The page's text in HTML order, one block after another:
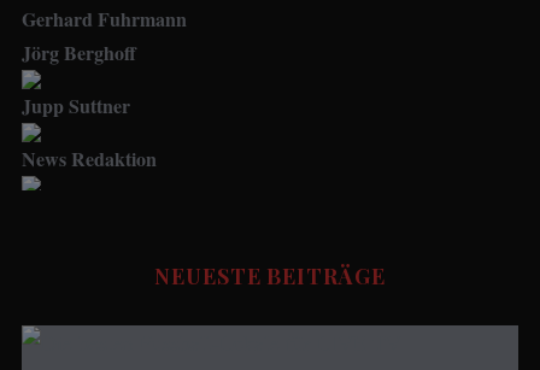
Gerhard Fuhrmann
Jörg Berghoff
Jupp Suttner
News Redaktion
FUSSBALL STORIES - Redaktion
NEUESTE BEITRÄGE